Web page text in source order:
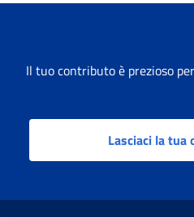
Il tuo contributo è prezioso
Lasciaci la tua